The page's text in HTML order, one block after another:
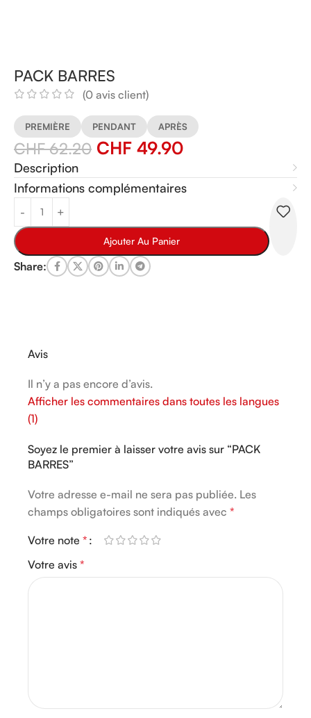
PACK BARRES
(0 avis client)
PREMIÈRE PENDANT APRÈS
CHF62.20 CHF 49.90
Description
Informations complémentaires
Ajouter Au Panier
Alternative:
Share:
Avis
Il n’y a pas encore d’avis.
Afficher les commentaires dans toutes les langues
(1)
Soyez le premier à laisser votre avis sur “PACK
BARRES”
Votre adresse e-mail ne sera pas publiée. Les
champs obligatoires sont indiqués avec *
Votre note *
Votre avis *
Alternative: